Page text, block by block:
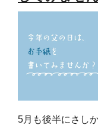
5月も後半にさし